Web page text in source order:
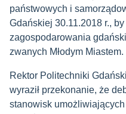
państwowych i
Gdańskiej 30.11.2018 r.,
zagospodarowania
zwanych Młodym Miastem.
Rektor Politechniki
wyraził przekonanie, że
stanowisk